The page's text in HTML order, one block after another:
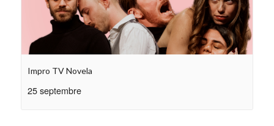
Impro TV Novela
25 septembre